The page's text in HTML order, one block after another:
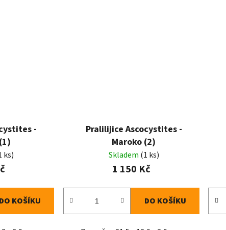
-
ks)
DO KOŠÍKU
Pralilijice Ascocystites -
Maroko (2)
Skladem (1 ks)
1 150 Kč
DO KOŠÍKU